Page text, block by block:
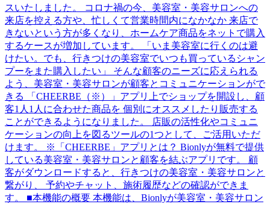
スいたしました。 コロナ禍の今、美容室・美容サロンへの
来店を控える方や、忙しくて営業時間内になかなか 来店で
きないという方が多くなり、ホームケア商品をネットで購入
するケースが増加しています。 「いま美容室に行くのは避
けたい。でも、行きつけの美容室でいつも買っているシャン
プーをまた購入したい」 そんな顧客のニーズに応えられる
よう、美容室・美容サロンが顧客とコミュニケーションがで
きる 「CHEERBE（※）」アプリ上でショップを開設し、顧
客1人1人に合わせた商品を 個別にオススメしたり販売する
ことができるようになりました。 店販の活性化やコミュニ
ケーションの向上を図るツールの1つとして、ご活用いただ
けます。 ※「CHEERBE」アプリとは？ Bionlyが無料で提供
している美容室・美容サロンと顧客を結ぶアプリです。 顧
客がダウンロードすると、行きつけの美容室・美容サロンと
繋がり、 予約やチャット、施術履歴などの確認ができま
す。 ■本機能の概要 本機能は、Bionlyが美容室・美容サロン